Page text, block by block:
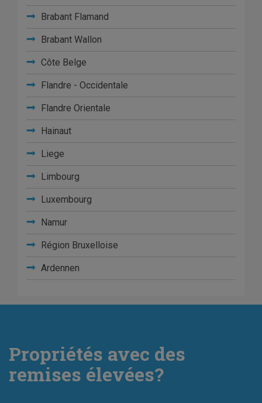
Brabant Flamand
Brabant Wallon
Côte Belge
Flandre - Occidentale
Flandre Orientale
Hainaut
Liege
Limbourg
Luxembourg
Namur
Région Bruxelloise
Ardennen
Propriétés avec des
remises élevées?